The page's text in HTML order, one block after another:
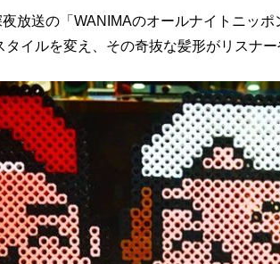
放送の「WANIMAのオールナイトニッ
タイルを変え、その奇抜な髪形がリスナー